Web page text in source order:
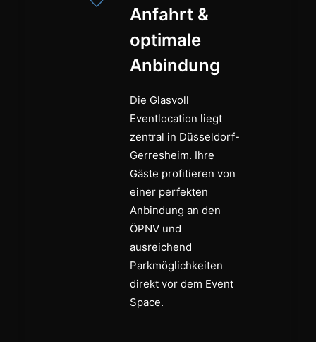
Anfahrt &
optimale
Anbindung
Die Glasvoll
Eventlocation liegt
zentral in Düsseldorf-
Gerresheim. Ihre
Gäste profitieren von
einer perfekten
Anbindung an den
ÖPNV und
ausreichend
Parkmöglichkeiten
direkt vor dem Event
Space.